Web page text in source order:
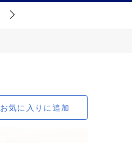
お気に入りに追加